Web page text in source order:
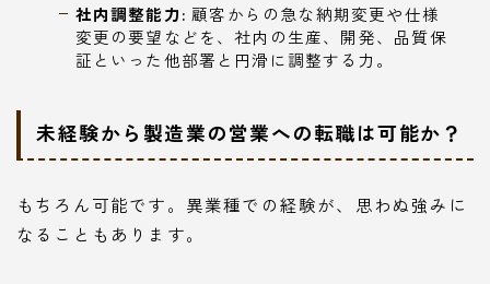
社内調整能力: 顧客からの急な納期変更や仕様
変更の要望などを、社内の生産、開発、品質保
証といった他部署と円滑に調整する力。
未経験から製造業の営業への転職は可能か？
もちろん可能です。異業種での経験が、思わぬ強みに
なることもあります。